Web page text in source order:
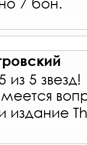
из 5 звезд!
издание